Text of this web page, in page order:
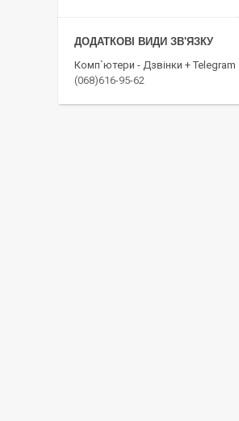
Комп`ютери - Дзвінки + Telegram
(068)616-95-62